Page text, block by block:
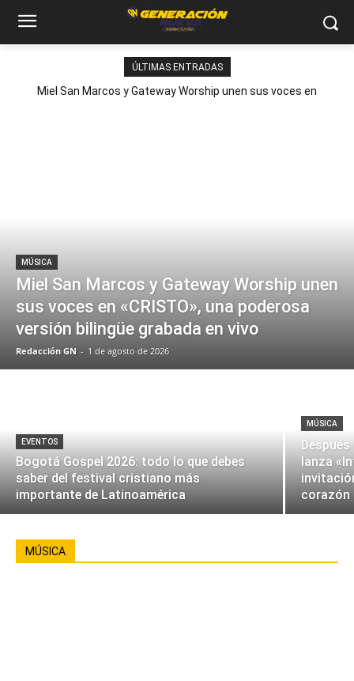
ÚLTIMAS ENTRADAS
Miel San Marcos y Gateway Worship unen sus voces en
MÚSICA
Miel San Marcos y Gateway Worship unen
sus voces en «CRISTO», una poderosa
versión bilingüe grabada en vivo
Redacción GN - 1 de agosto de 2026
EVENTOS
Bogotá Gospel 2026: todo lo que debes
saber del festival cristiano más
importante de Latinoamérica
MÚSICA
lanza
corazón
MÚSICA